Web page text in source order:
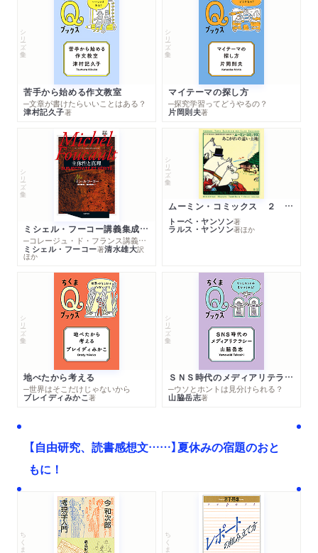
シリーズ・全集
苦手から始める作文教室
─文章が書けたらいいことはある？
津村記久子著
シリーズ・全集
マイテーマの探し方
─探究学習ってどうやるの？
片岡則夫著
シリーズ・全集
ミシェル・フーコー講義集成１０ 主体性と真理
─コレージュ・ド・フランス講義１９８０－１９８１年度
ミシェル・フーコー著清水雄大訳
ほか
シリーズ・全集
ムーミン・コミックス ２ あこがれの遠い土地
トーベ・ヤンソン著
ラルス・ヤンソン著ほか
シリーズ・全集
地べたから考える
─世界はそこだけじゃないから
ブレイディみかこ著
シリーズ・全集
ＳＮＳ時代のメディアリテラシー
─ウソとホントは見分けられる？
山脇岳志著
【自由研究、読書感想文……】夏休みの宿題のおと
もに！
ちくま文庫 ちくま学芸文庫